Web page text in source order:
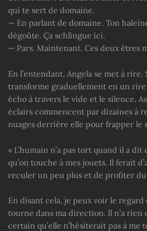
qui te sert de domaine.
— En parlant de domaine. Ton
dégoûte. Ça schlingue ici.
— Pars. Maintenant. Ces deux êtres
En l’entendant, Angela se met à rire.
transforme graduellement en un
écho à travers le vide et le silence.
éclairs commencent par dizaines à
nuages derrière elle pour frapper le
« L’humain n’a pas tort quand il a dit
qu’on touche à mes jouets. Il ferait
reculer un peu plus et de profiter du
En disant cela, je peux voir le regard
tourne dans ma direction. Il n’a rien
certain qu’elle n’hésiterait pas à me